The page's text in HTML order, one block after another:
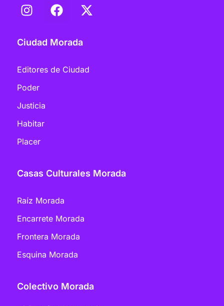
Ciudad Morada
Editores de Ciudad
Poder
Justicia
Habitar
Placer
Casas Culturales Morada
Raíz Morada
Encarrete Morada
Frontera Morada
Esquina Morada
Colectivo Morada